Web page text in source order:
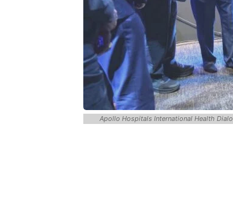
Apollo Hospitals International Health